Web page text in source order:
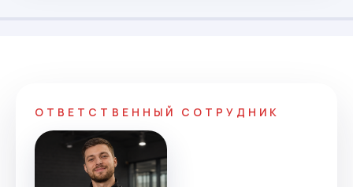
ОТВЕТСТВЕННЫЙ СОТРУДНИК